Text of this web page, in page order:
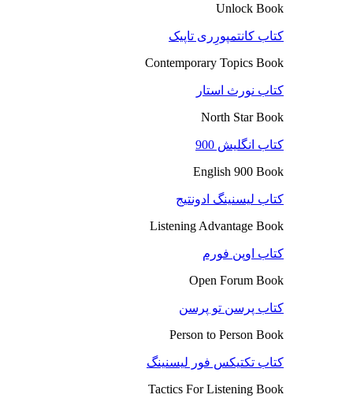
Unlock Book
کتاب کانتمپورِری تاپیک
Contemporary Topics Book
کتاب نورث استار
North Star Book
کتاب انگلیش 900
English 900 Book
کتاب لیسنینگ ادونتیج
Listening Advantage Book
کتاب اوپن فورم
Open Forum Book
کتاب پرسن تو پرسن
Person to Person Book
کتاب تکتیکس فور لیسنینگ
Tactics For Listening Book